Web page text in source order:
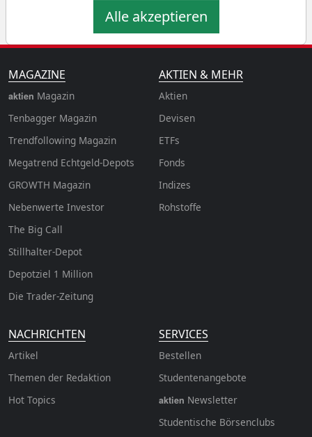
MAGAZINE
aktien Magazin
Tenbagger Magazin
Trendfollowing Magazin
Megatrend Echtgeld-Depots
GROWTH Magazin
Nebenwerte Investor
The Big Call
Stillhalter-Depot
Depotziel 1 Million
Die Trader-Zeitung
AKTIEN & MEHR
Aktien
Devisen
ETFs
Fonds
Indizes
Rohstoffe
NACHRICHTEN
Artikel
Themen der Redaktion
Hot Topics
SERVICES
Bestellen
Studentenangebote
aktien Newsletter
Studentische Börsenclubs
Alle akzeptieren